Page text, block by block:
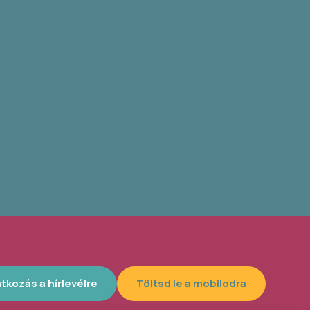
a hírlevélre Töltsd le a mobilodra